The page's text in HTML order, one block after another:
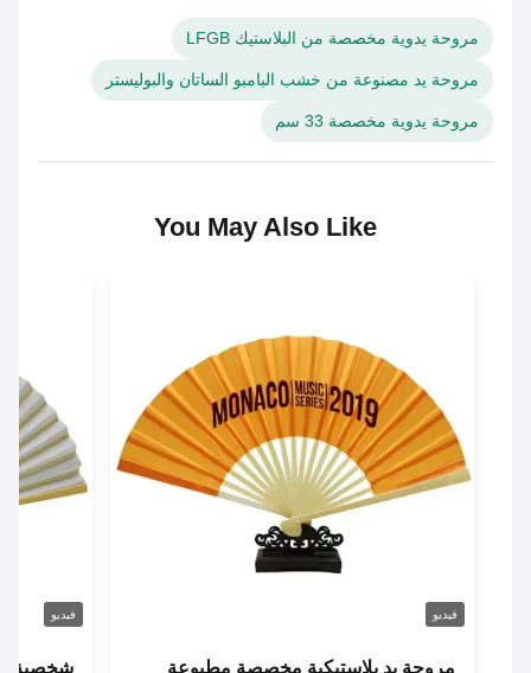
مروحة يدوية مخصصة من البلاستيك LFGB
مروحة يد مصنوعة من خشب البامبو الساتان والبوليستر
مروحة يدوية مخصصة 33 سم
You May Also Like
مروحة يد بلاستيكية مخصصة مطبوعة
شخصية